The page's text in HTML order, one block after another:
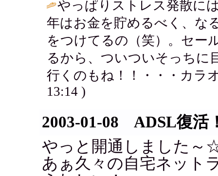
やっぱりストレス発散に
年はお金を貯めるべく、な
をつけてるの（笑）。セー
るから、ついついそっちに
行くのもね！！・・・カラ
13:14 )
2003-01-08 ADSL復活
やっと開通しました～
あぁ久々の自宅ネット